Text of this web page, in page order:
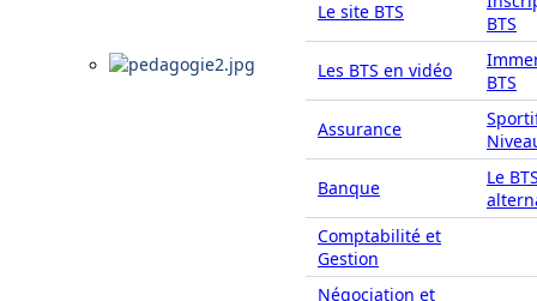
Le site BTS
BTS
Les BTS en vidéo
BTS
Assurance
Banque
Le
Comptabilité et
Gestion
Négociation et